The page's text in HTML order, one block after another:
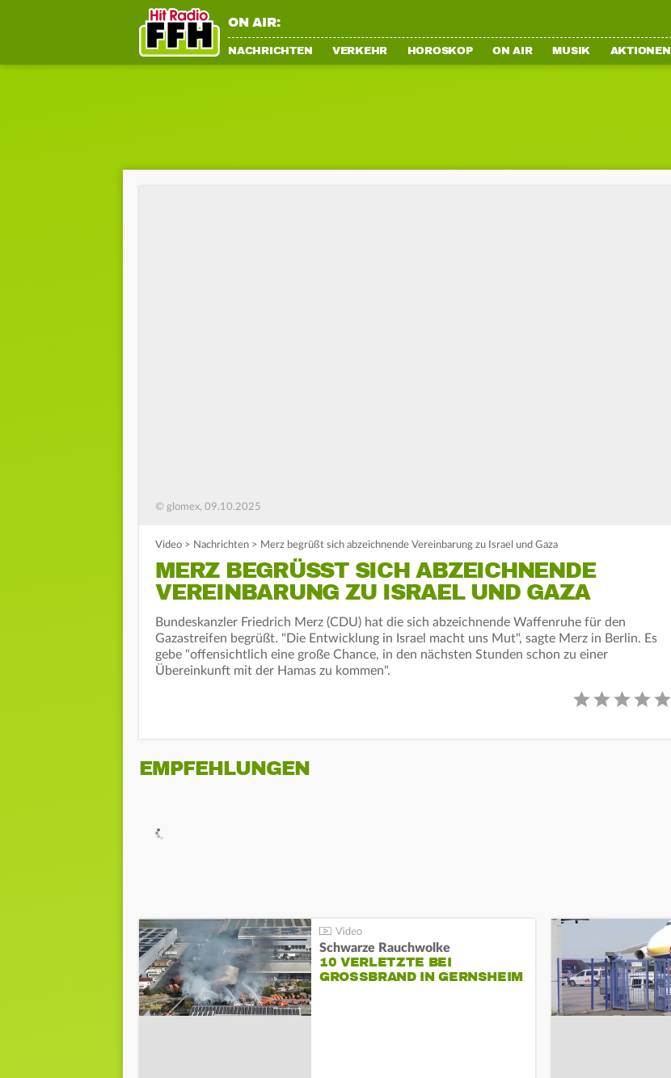
ON AIR:
NACHRICHTEN VERKEHR HOROSKOP ON AIR MUSIK AKTIONEN
© glomex, 09.10.2025
Video > Nachrichten > Merz begrüßt sich abzeichnende Vereinbarung zu Israel und Gaza
MERZ BEGRÜSST SICH ABZEICHNENDE V
EREINBARUNG ZU ISRAEL UND GAZA
Bundeskanzler Friedrich Merz (CDU) hat die sich abzeichnende Waffenruhe für den
Gazastreifen begrüßt. "Die Entwicklung in Israel macht uns Mut", sagte Merz in Berlin. Es
gebe "offensichtlich eine große Chance, in den nächsten Stunden schon zu einer
Übereinkunft mit der Hamas zu kommen".
EMPFEHLUNGEN
Schwarze Rauchwolke
10 VERLETZTE BEI
GROSSBRAND IN GERNSHEIM